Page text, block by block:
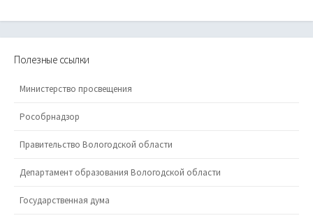
Полезные ссылки
Министерство просвещения
Рособрнадзор
Правительство Вологодской области
Департамент образования Вологодской области
Государственная дума